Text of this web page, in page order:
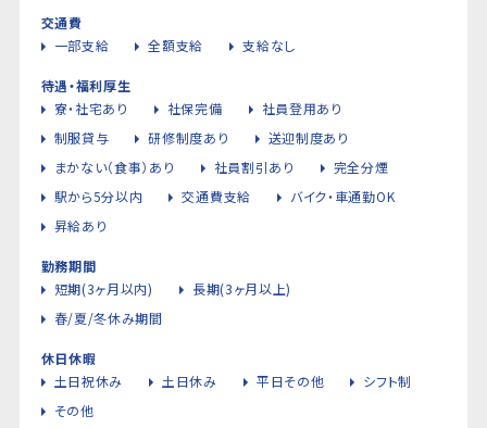
交通費
一部支給
全額支給 支給なし
待遇・福利厚生
寮・社宅あり
社保完備
社員登用あり
制服貸与
研修制度あり
送迎制度あり
まかない（食事）あり
社員割引あり
完全分煙
駅から5分以内
交通費支給
バイク・車通勤OK
昇給あり
勤務期間
短期(3ヶ月以内)
長期(3ヶ月以上)
春/夏/冬休み期間
休日休暇
土日祝休み
土日休み 平日その他
シフト制
その他